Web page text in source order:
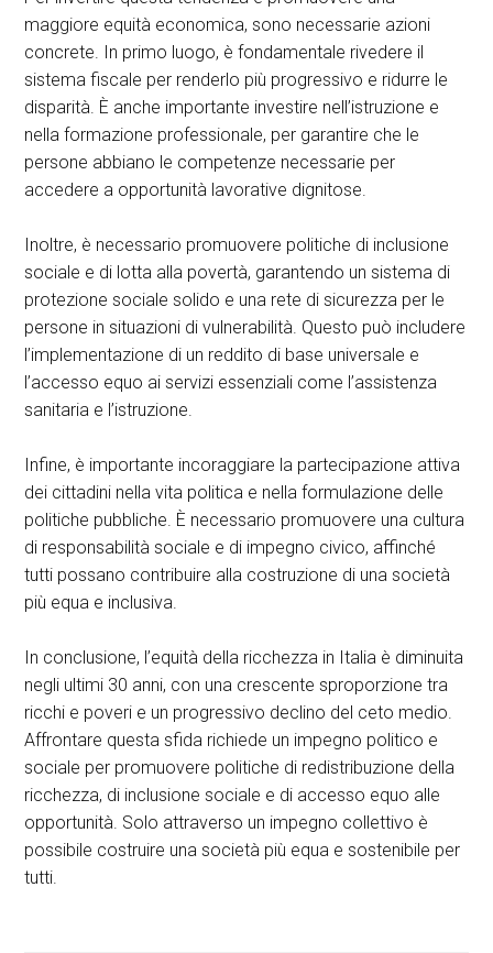
maggiore equità economica, sono necessarie azioni
concrete. In primo luogo, è fondamentale rivedere il
sistema fiscale per renderlo più progressivo e ridurre le
disparità. È anche importante investire nell’istruzione e
nella formazione professionale, per garantire che le
persone abbiano le competenze necessarie per
accedere a opportunità lavorative dignitose.
Inoltre, è necessario promuovere politiche di inclusione
sociale e di lotta alla povertà, garantendo un sistema di
protezione sociale solido e una rete di sicurezza per le
persone in situazioni di vulnerabilità. Questo può includere
l’implementazione di un reddito di base universale e
l’accesso equo ai servizi essenziali come l’assistenza
sanitaria e l’istruzione.
Infine, è importante incoraggiare la partecipazione attiva
dei cittadini nella vita politica e nella formulazione delle
politiche pubbliche. È necessario promuovere una cultura
di responsabilità sociale e di impegno civico, affinché
tutti possano contribuire alla costruzione di una società
più equa e inclusiva.
In conclusione, l’equità della ricchezza in Italia è diminuita
negli ultimi 30 anni, con una crescente sproporzione tra
ricchi e poveri e un progressivo declino del ceto medio.
Affrontare questa sfida richiede un impegno politico e
sociale per promuovere politiche di redistribuzione della
ricchezza, di inclusione sociale e di accesso equo alle
opportunità. Solo attraverso un impegno collettivo è
possibile costruire una società più equa e sostenibile per
tutti.